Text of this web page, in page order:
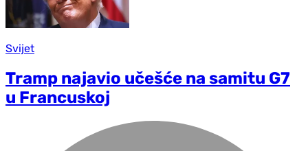
Svijet
Tramp najavio učešće na samitu G7
u Francuskoj